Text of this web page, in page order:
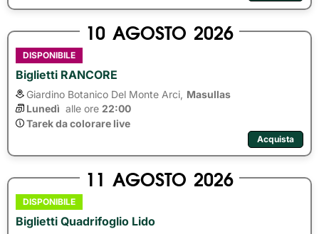
10 AGOSTO 2026
DISPONIBILE
Biglietti RANCORE
Giardino Botanico Del Monte Arci, Masullas
Lunedì alle ore 22:00
Tarek da colorare live
Acquista
11 AGOSTO 2026
DISPONIBILE
Biglietti Quadrifoglio Lido